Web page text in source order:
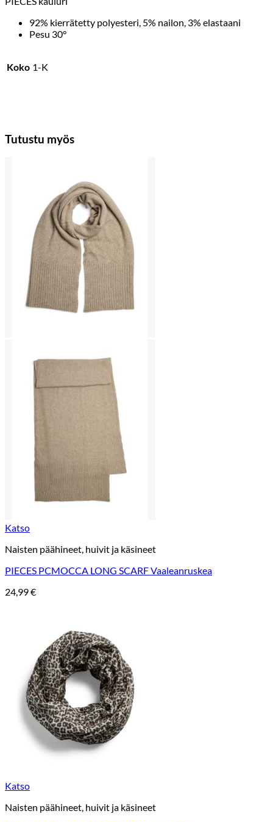
92% kierrätetty polyesteri, 5% nailon, 3% elastaani
Pesu 30°
Koko 1-K
Tutustu myös
Katso
Naisten päähineet, huivit ja käsineet
PIECES PCMOCCA LONG SCARF Vaaleanruskea
24,99€
Katso
Naisten päähineet, huivit ja käsineet